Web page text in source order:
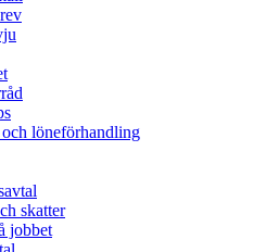
löneförhandling
skatter
jobbet